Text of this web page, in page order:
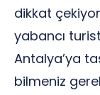
dikkat
yabancı
Antalya’ya
bilmeniz